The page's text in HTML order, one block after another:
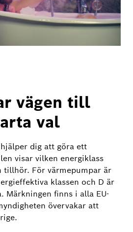
vägen till
val
dig att göra ett
visar vilken energiklass
tillhör. För värmepumpar är
klassen och D är
Märkningen finns i alla EU-
övervakar att